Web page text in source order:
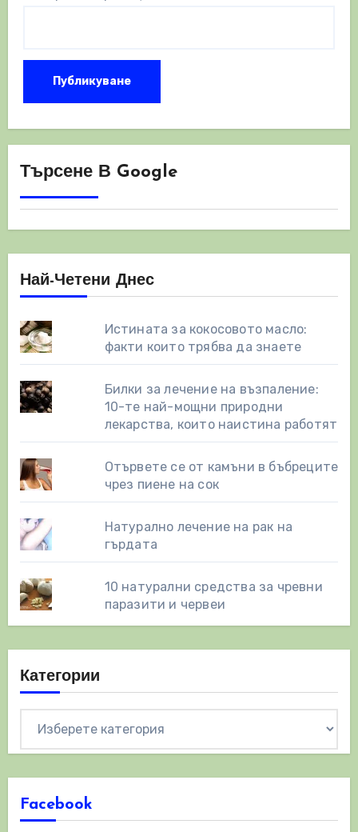
Търсене В Google
Най-Четени Днес
Истината за кокосовото масло:
факти които трябва да знаете
Билки за лечение на възпаление:
10-те най-мощни природни
лекарства, които наистина работят
Отървете се от камъни в бъбреците
чрез пиене на сок
Натурално лечение на рак на
гърдата
10 натурални средства за чревни
паразити и червеи
Категории
Facebook